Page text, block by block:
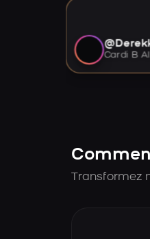
Cardi B
Transformez